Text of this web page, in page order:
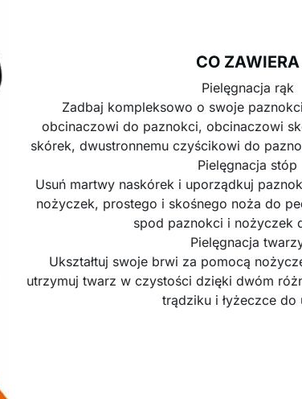
CO ZAWIERA
Pielęgnacja rąk
Zadbaj kompleksowo o swoje
obcinaczowi do paznokci, obcinaczowi
skórek, dwustronnemu czyścikowi do
Pielęgnacja stóp
Usuń martwy naskórek i uporządkuj
nożyczek, prostego i skośnego noża do
spod paznokci i nożyczek
Pielęgnacja
Ukształtuj swoje brwi za pomocą
utrzymuj twarz w czystości dzięki dwóm
trądziku i łyżeczce do